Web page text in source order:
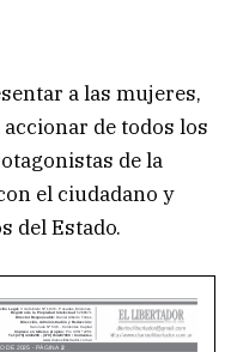
a las mujeres,
de todos los
de la
el ciudadano y
del Estado.